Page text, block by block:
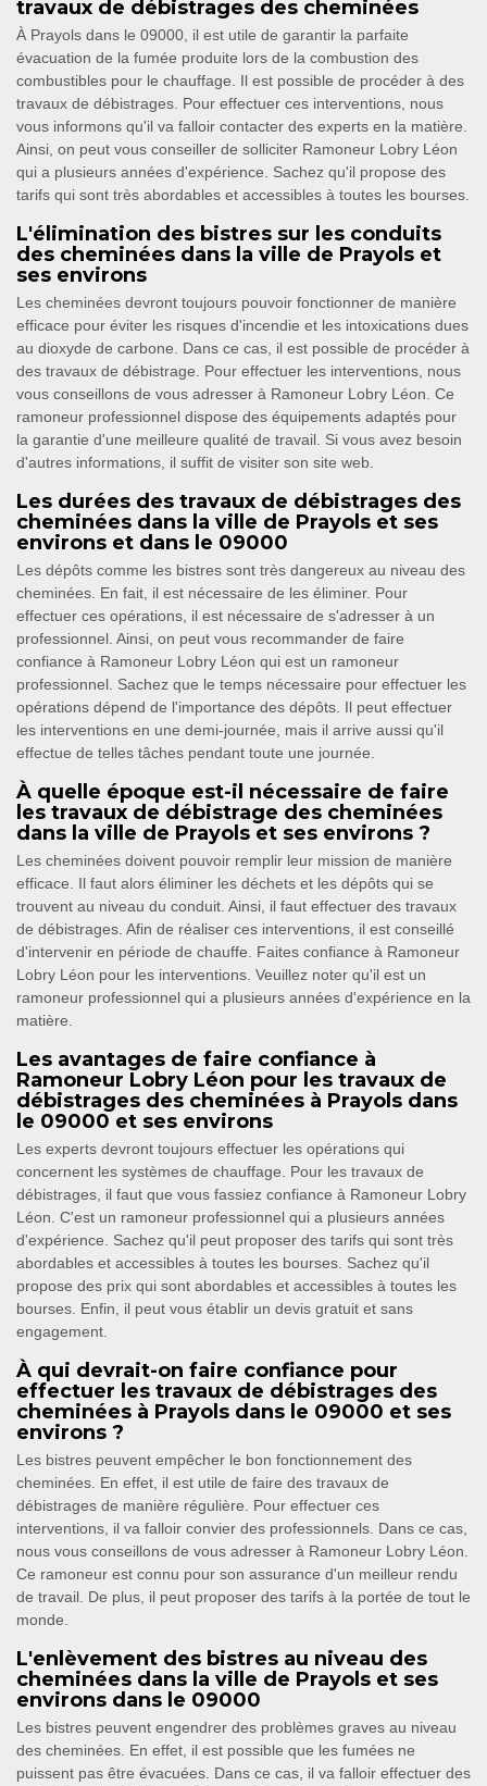
travaux de débistrages des cheminées
À Prayols dans le 09000, il est utile de garantir la parfaite
évacuation de la fumée produite lors de la combustion des
combustibles pour le chauffage. Il est possible de procéder à des
travaux de débistrages. Pour effectuer ces interventions, nous
vous informons qu'il va falloir contacter des experts en la matière.
Ainsi, on peut vous conseiller de solliciter Ramoneur Lobry Léon
qui a plusieurs années d'expérience. Sachez qu'il propose des
tarifs qui sont très abordables et accessibles à toutes les bourses.
L'élimination des bistres sur les conduits
des cheminées dans la ville de Prayols et
ses environs
Les cheminées devront toujours pouvoir fonctionner de manière
efficace pour éviter les risques d'incendie et les intoxications dues
au dioxyde de carbone. Dans ce cas, il est possible de procéder à
des travaux de débistrage. Pour effectuer les interventions, nous
vous conseillons de vous adresser à Ramoneur Lobry Léon. Ce
ramoneur professionnel dispose des équipements adaptés pour
la garantie d'une meilleure qualité de travail. Si vous avez besoin
d'autres informations, il suffit de visiter son site web.
Les durées des travaux de débistrages des
cheminées dans la ville de Prayols et ses
environs et dans le 09000
Les dépôts comme les bistres sont très dangereux au niveau des
cheminées. En fait, il est nécessaire de les éliminer. Pour
effectuer ces opérations, il est nécessaire de s'adresser à un
professionnel. Ainsi, on peut vous recommander de faire
confiance à Ramoneur Lobry Léon qui est un ramoneur
professionnel. Sachez que le temps nécessaire pour effectuer les
opérations dépend de l'importance des dépôts. Il peut effectuer
les interventions en une demi-journée, mais il arrive aussi qu'il
effectue de telles tâches pendant toute une journée.
À quelle époque est-il nécessaire de faire
les travaux de débistrage des cheminées
dans la ville de Prayols et ses environs ?
Les cheminées doivent pouvoir remplir leur mission de manière
efficace. Il faut alors éliminer les déchets et les dépôts qui se
trouvent au niveau du conduit. Ainsi, il faut effectuer des travaux
de débistrages. Afin de réaliser ces interventions, il est conseillé
d'intervenir en période de chauffe. Faites confiance à Ramoneur
Lobry Léon pour les interventions. Veuillez noter qu'il est un
ramoneur professionnel qui a plusieurs années d'expérience en la
matière.
Les avantages de faire confiance à
Ramoneur Lobry Léon pour les travaux de
débistrages des cheminées à Prayols dans
le 09000 et ses environs
Les experts devront toujours effectuer les opérations qui
concernent les systèmes de chauffage. Pour les travaux de
débistrages, il faut que vous fassiez confiance à Ramoneur Lobry
Léon. C'est un ramoneur professionnel qui a plusieurs années
d'expérience. Sachez qu'il peut proposer des tarifs qui sont très
abordables et accessibles à toutes les bourses. Sachez qu'il
propose des prix qui sont abordables et accessibles à toutes les
bourses. Enfin, il peut vous établir un devis gratuit et sans
engagement.
À qui devrait-on faire confiance pour
effectuer les travaux de débistrages des
cheminées à Prayols dans le 09000 et ses
environs ?
Les bistres peuvent empêcher le bon fonctionnement des
cheminées. En effet, il est utile de faire des travaux de
débistrages de manière régulière. Pour effectuer ces
interventions, il va falloir convier des professionnels. Dans ce cas,
nous vous conseillons de vous adresser à Ramoneur Lobry Léon.
Ce ramoneur est connu pour son assurance d'un meilleur rendu
de travail. De plus, il peut proposer des tarifs à la portée de tout le
monde.
L'enlèvement des bistres au niveau des
cheminées dans la ville de Prayols et ses
environs dans le 09000
Les bistres peuvent engendrer des problèmes graves au niveau
des cheminées. En effet, il est possible que les fumées ne
puissent pas être évacuées. Dans ce cas, il va falloir effectuer des